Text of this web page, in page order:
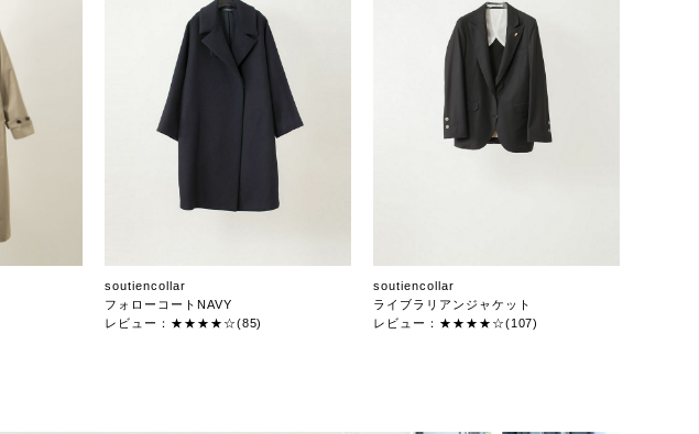
soutiencollar
フォローコートNAVY
レビュー：★★★★☆(85)
soutiencollar
ライブラリアンジャケット
レビュー：★★★★☆(107)